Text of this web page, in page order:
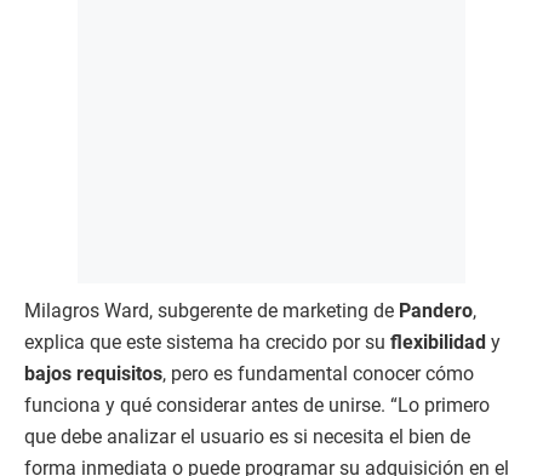
Milagros Ward, subgerente de marketing de Pandero,
explica que este sistema ha crecido por su flexibilidad y
bajos requisitos, pero es fundamental conocer cómo
funciona y qué considerar antes de unirse. “Lo primero
que debe analizar el usuario es si necesita el bien de
forma inmediata o puede programar su adquisición en el